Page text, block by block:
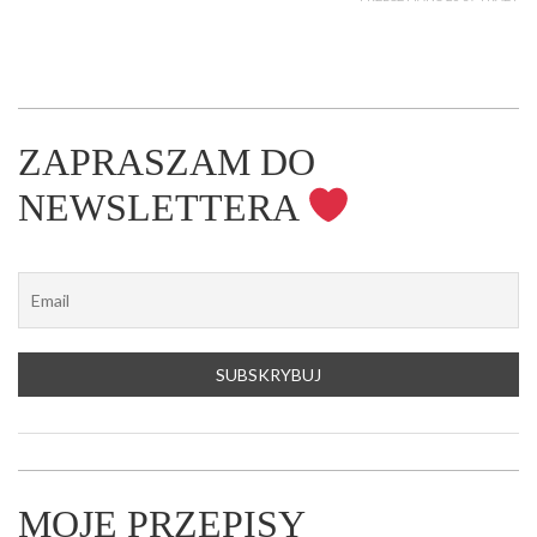
ZAPRASZAM DO
NEWSLETTERA
MOJE PRZEPISY